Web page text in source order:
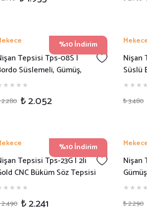
%10 İndirim
Tepsisi Tps-08S |
Süslemeli, Gümüş,
Süsü Söz Tepsisi
₺ 2.052
Nişan
Süslü
Kalp
₺ 3.480
%10 İndirim
Tepsisi Tps-23G | 2li
CNC Büküm Söz Tepsisi
Kahvesi
₺ 2.241
Nişan
₺ 2.290